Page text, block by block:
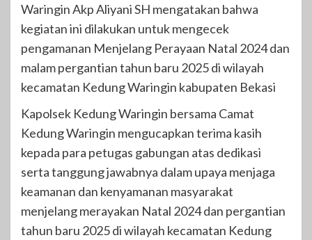
Waringin Akp Aliyani SH mengatakan bahwa
kegiatan ini dilakukan untuk mengecek
pengamanan Menjelang Perayaan Natal 2024 dan
malam pergantian tahun baru 2025 di wilayah
kecamatan Kedung Waringin kabupaten Bekasi
Kapolsek Kedung Waringin bersama Camat
Kedung Waringin mengucapkan terima kasih
kepada para petugas gabungan atas dedikasi
serta tanggung jawabnya dalam upaya menjaga
keamanan dan kenyamanan masyarakat
menjelang merayakan Natal 2024 dan pergantian
tahun baru 2025 di wilayah kecamatan Kedung